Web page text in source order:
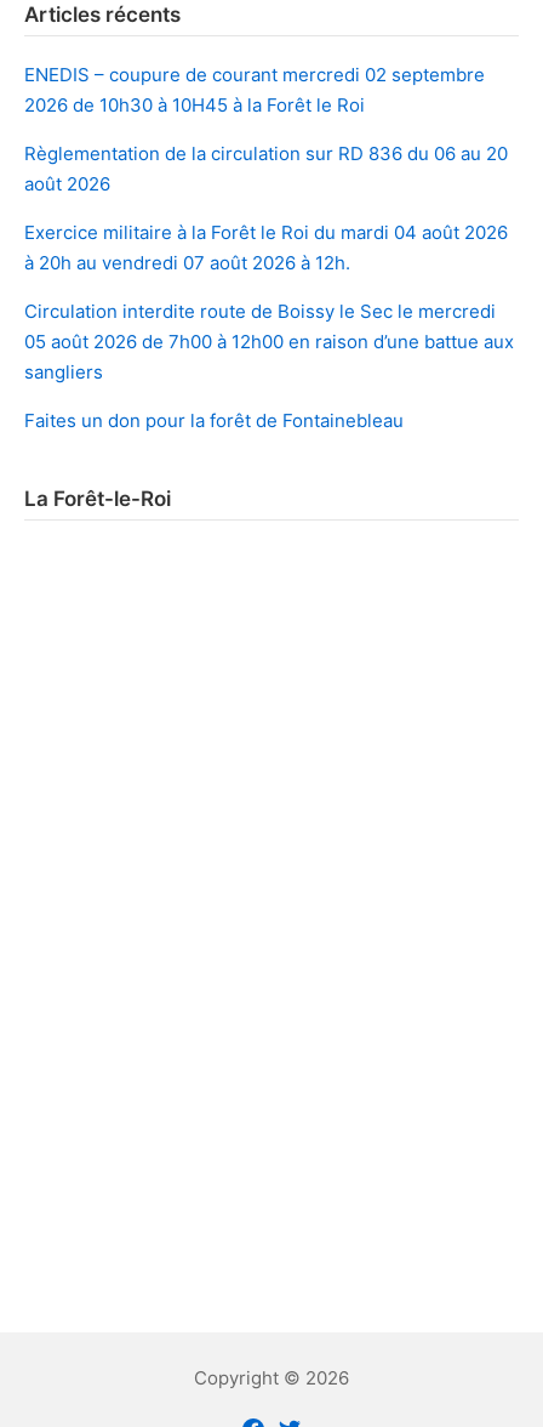
Articles récents
ENEDIS – coupure de courant mercredi 02 septembre
2026 de 10h30 à 10H45 à la Forêt le Roi
Règlementation de la circulation sur RD 836 du 06 au 20
août 2026
Exercice militaire à la Forêt le Roi du mardi 04 août 2026
à 20h au vendredi 07 août 2026 à 12h.
Circulation interdite route de Boissy le Sec le mercredi
05 août 2026 de 7h00 à 12h00 en raison d’une battue aux
sangliers
Faites un don pour la forêt de Fontainebleau
La Forêt-le-Roi
Copyright © 2026